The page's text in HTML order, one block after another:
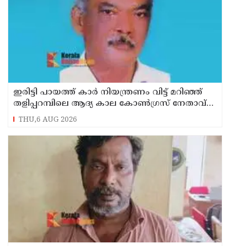
ഇരിട്ടി പായത്ത് കാർ നിയന്ത്രണം വിട്ട് മറിഞ്ഞ്
തളിപ്പറമ്പിലെ ആദ്യ കാല കോണ്‍ഗ്രസ് നേതാവ്
മരിച്ചു
THU,6 AUG 2026